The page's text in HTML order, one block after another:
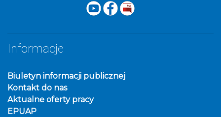
Informacje
Biuletyn informacji publicznej
Kontakt do nas
Aktualne oferty pracy
EPUAP